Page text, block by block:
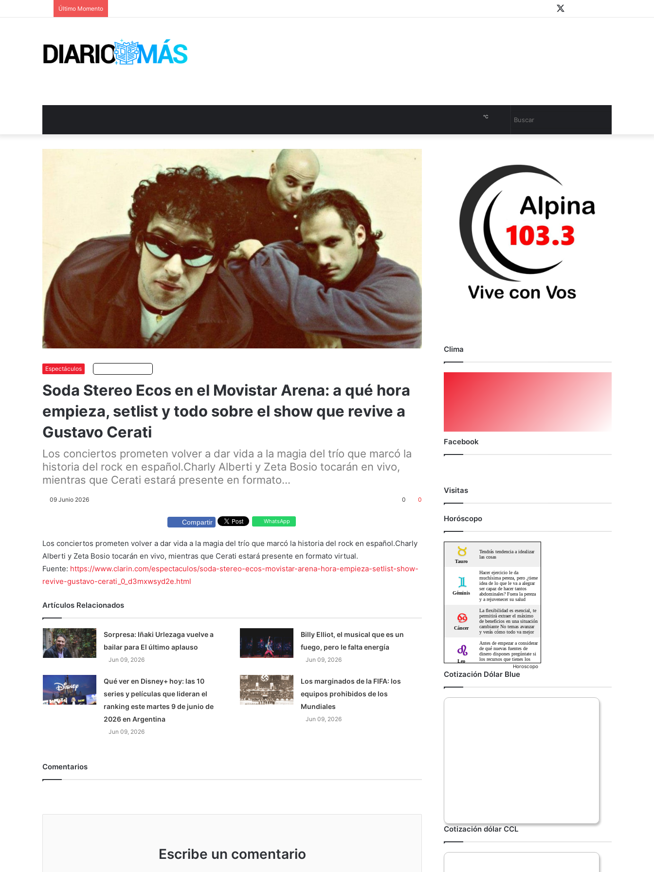
Último Momento Instagram
Youtube
WhatsApp
Cambiar
℃
Espectáculos
Soda Stereo Ecos en el Movistar Arena: a qué hora
empieza, setlist y todo sobre el show que revive a
Gustavo Cerati
Los conciertos prometen volver a dar vida a la magia del trío que marcó la
historia del rock en español.Charly Alberti y Zeta Bosio tocarán en vivo,
mientras que Cerati estará presente en formato...
09 Junio 2026 0 0
Compartir WhatsApp
Los conciertos prometen volver a dar vida a la magia del trío que marcó la historia del rock en español.Charly
Alberti y Zeta Bosio tocarán en vivo, mientras que Cerati estará presente en formato virtual.
Fuente: https://www.clarin.com/espectaculos/soda-stereo-ecos-movistar-arena-hora-empieza-setlist-show-
revive-gustavo-cerati_0_d3mxwsyd2e.html
Artículos Relacionados
Sorpresa: Iñaki Urlezaga vuelve a
bailar para El último aplauso
Jun 09, 2026
Billy Elliot, el musical que es un
fuego, pero le falta energía
Jun 09, 2026
Qué ver en Disney+ hoy: las 10
series y películas que lideran el
ranking este martes 9 de junio de
2026 en Argentina
Jun 09, 2026
Los marginados de la FIFA: los
equipos prohibidos de los
Mundiales
Jun 09, 2026
Comentarios
Escribe un comentario
Clima
Facebook
Visitas
Horóscopo
Horoscopo
Cotización Dólar Blue
Cotización dólar CCL